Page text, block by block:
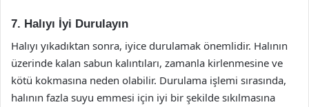
7. Halıyı İyi Durulayın
Halıyı yıkadıktan sonra, iyice durulamak önemlidir. Halının
üzerinde kalan sabun kalıntıları, zamanla kirlenmesine ve
kötü kokmasına neden olabilir. Durulama işlemi sırasında,
halının fazla suyu emmesi için iyi bir şekilde sıkılmasına